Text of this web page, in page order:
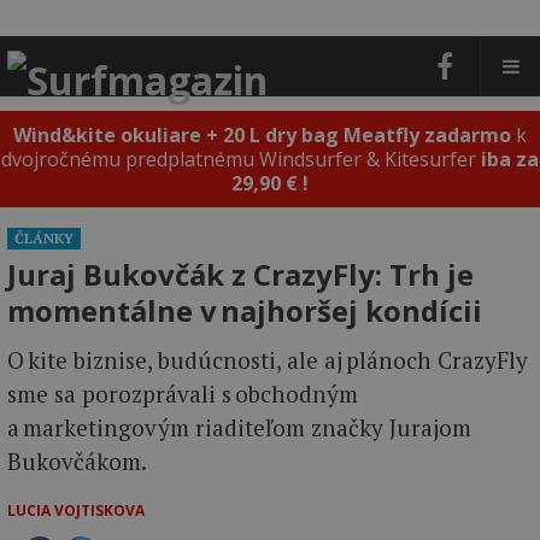
Wind&kite okuliare + 20 L dry bag Meatfly zadarmo k
dvojročnému predplatnému Windsurfer & Kitesurfer iba za
29,90 € !
ČLÁNKY
Juraj Bukovčák z CrazyFly: Trh je
momentálne v najhoršej kondícii
O kite biznise, budúcnosti, ale aj plánoch CrazyFly
sme sa porozprávali s obchodným
a marketingovým riaditeľom značky Jurajom
Bukovčákom.
LUCIA VOJTISKOVA